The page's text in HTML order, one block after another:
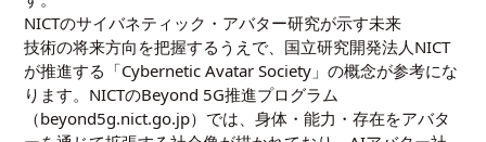
NICTのサイバネティック・アバター研究が示す未来
技術の将来方向を把握するうえで、国立研究開発法人NICT
が推進する「Cybernetic Avatar Society」の概念が参考にな
ります。NICTのBeyond 5G推進プログラム
（beyond5g.nict.go.jp）では、身体・能力・存在をアバタ